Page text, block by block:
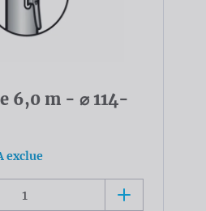
6,0 m - ⌀ 114-
exclue